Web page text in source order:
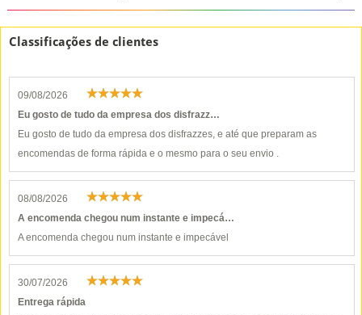
Classificações de clientes
09/08/2026
Eu gosto de tudo da empresa dos disfrazz…
Eu gosto de tudo da empresa dos disfrazzes, e até que preparam as
encomendas de forma rápida e o mesmo para o seu envio .
08/08/2026
A encomenda chegou num instante e impecá…
A encomenda chegou num instante e impecável
30/07/2026
Entrega rápida